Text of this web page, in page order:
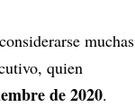
muchas
quien
de 2020.